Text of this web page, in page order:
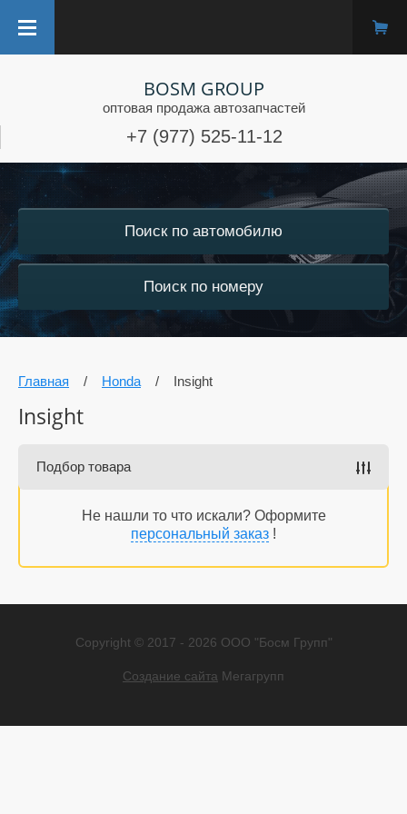
BOSM GROUP
оптовая продажа автозапчастей
+7 (977) 525-11-12
Поиск по автомобилю
Поиск по номеру
Главная / Honda / Insight
Insight
Подбор товара
Не нашли то что искали? Оформите
персональный заказ !
Copyright © 2017 - 2026 ООО "Босм Групп"
Создание сайта Мегагрупп